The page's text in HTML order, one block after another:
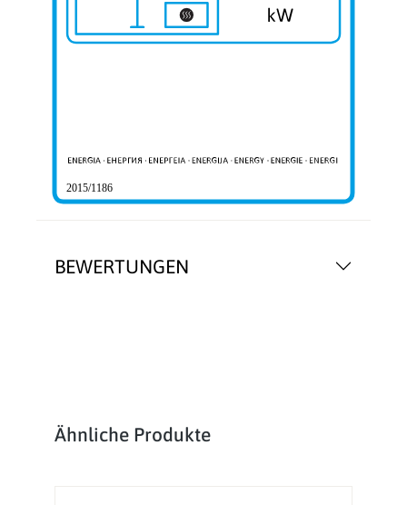
BEWERTUNGEN
2015/1186
Produktgalerie überspringen
Ähnliche Produkte